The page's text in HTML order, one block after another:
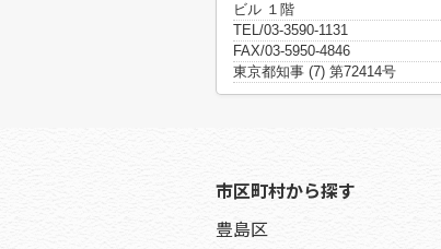
ビル １階
TEL/03-3590-1131
FAX/03-5950-4846
東京都知事 (7) 第72414号
市区町村から探す
豊島区